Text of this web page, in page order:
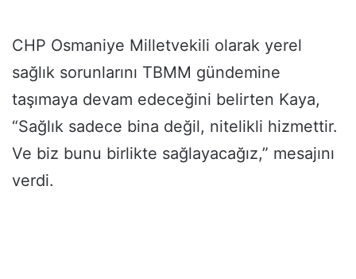
CHP Osmaniye Milletvekili olarak yerel
sağlık sorunlarını TBMM gündemine
taşımaya devam edeceğini belirten Kaya,
“Sağlık sadece bina değil, nitelikli hizmettir.
Ve biz bunu birlikte sağlayacağız,” mesajını
verdi.